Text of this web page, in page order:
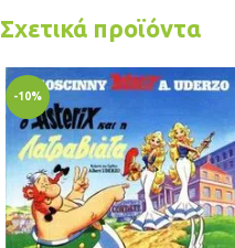
Σχετικά προϊόντα
-10%